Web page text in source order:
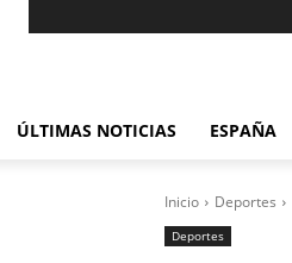
ÚLTIMAS NOTICIAS ESPAÑA
Inicio Deportes
Deportes